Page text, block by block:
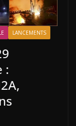
LANCEMENTS
: